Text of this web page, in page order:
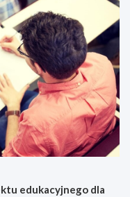
edukacyjnego dla